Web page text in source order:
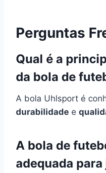
Perguntas
Qual é a
da bola de
A bola Uhlsport é
durabilidade e
A bola de
adequada